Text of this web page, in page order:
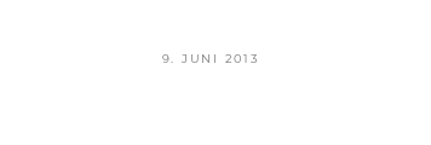
VERÖFFENTLICHT
9. JUNI 2013